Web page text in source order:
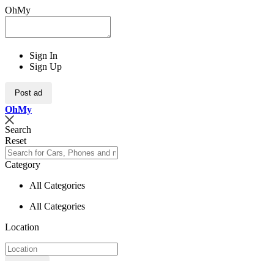
OhMy
Sign In
Sign Up
Post ad
OhMy
Search
Reset
Category
All Categories
All Categories
Location